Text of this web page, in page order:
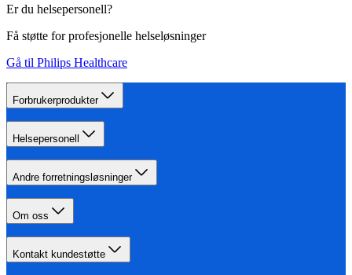
Er du helsepersonell?
Få støtte for profesjonelle helseløsninger
Gå til Philips Healthcare
Forbrukerprodukter
Helsepersonell
Andre forretningsløsninger
Om oss
Kontakt kundestøtte